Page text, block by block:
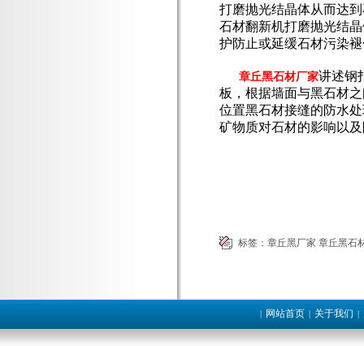
打磨抛光结晶体从而达
石材翻新机打磨抛光结
护防止或延缓石材污染
章丘黑石材厂家讲述钢
板，根据墙面与黑石材
位置黑石材接缝的防水
矿物质对石材的影响以
标签： 章丘黑厂家 章丘黑石
| 网站首页 | 关于我们 |